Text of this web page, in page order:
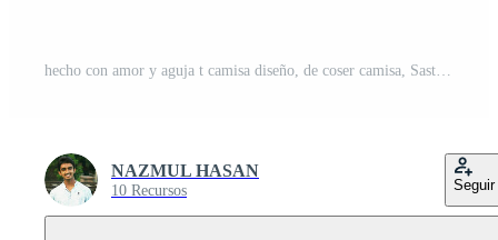
hecho con amor y aguja t camisa diseño, de coser camisa, Sastre camisa, gracioso de coser tee, alcantarilla regalo camisa, aficiones amante regalo tee Vector Gratis
NAZMUL HASAN
10 Recursos Seguir